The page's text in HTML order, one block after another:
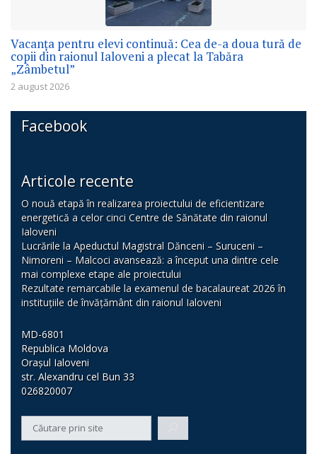
Vacanța pentru elevi continuă: Cea de-a doua tură de
copii din raionul Ialoveni a plecat la Tabăra
„Zâmbetul”
2 august 2026
Facebook
Articole recente
O nouă etapă în realizarea proiectului de eficientizare
energetică a celor cinci Centre de Sănătate din raionul
Ialoveni
Lucrările la Apeductul Magistral Dănceni – Suruceni –
Nimoreni – Malcoci avansează: a început una dintre cele
mai complexe etape ale proiectului
Rezultate remarcabile la examenul de bacalaureat 2026 în
instituțiile de învățământ din raionul Ialoveni
MD-6801
Republica Moldova
Orașul Ialoveni
str. Alexandru cel Bun 33
026820007